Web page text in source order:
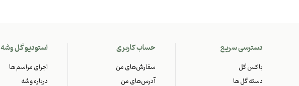
دسترسی سریع
باکس گل
دسته گل ها
حساب کاربری
سفارش‌های من
آدرس‌های من
استودیو گل وشه
اجرای مراسم ها
درباره وشه